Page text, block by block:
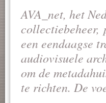
AVA_net, het
collectiebeheer,
een eendaagse
audiovisuele
om de
te richten. De